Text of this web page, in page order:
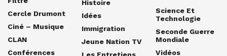
Cercle Drumont
Ciné – Musique
CLAN
Conférences
Histoire
Idées
Immigration
Jeune Nation TV
Science Et
Technologie
Seconde Guerre
Mondiale
Vidéos